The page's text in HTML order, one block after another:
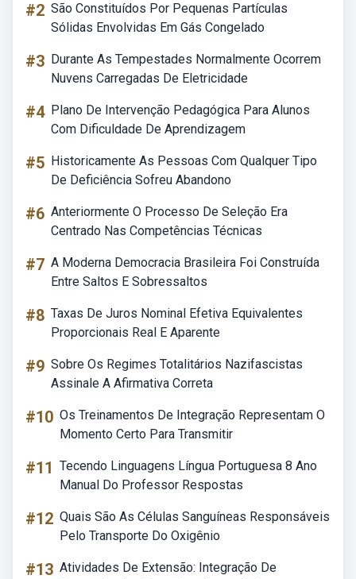
#2 São Constituídos Por Pequenas Partículas
Sólidas Envolvidas Em Gás Congelado
#3 Durante As Tempestades Normalmente Ocorrem
Nuvens Carregadas De Eletricidade
#4 Plano De Intervenção Pedagógica Para Alunos
Com Dificuldade De Aprendizagem
#5 Historicamente As Pessoas Com Qualquer Tipo
De Deficiência Sofreu Abandono
#6 Anteriormente O Processo De Seleção Era
Centrado Nas Competências Técnicas
#7 A Moderna Democracia Brasileira Foi Construída
Entre Saltos E Sobressaltos
#8 Taxas De Juros Nominal Efetiva Equivalentes
Proporcionais Real E Aparente
#9 Sobre Os Regimes Totalitários Nazifascistas
Assinale A Afirmativa Correta
#10 Os Treinamentos De Integração Representam O
Momento Certo Para Transmitir
#11 Tecendo Linguagens Língua Portuguesa 8 Ano
Manual Do Professor Respostas
#12 Quais São As Células Sanguíneas Responsáveis
Pelo Transporte Do Oxigênio
#13 Atividades De Extensão: Integração De